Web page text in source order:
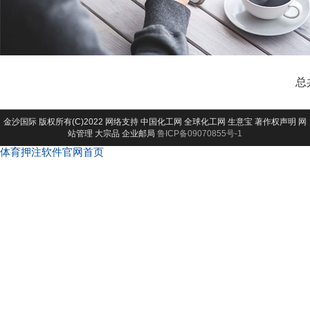
总
金沙国际 版权所有(C)2022 网络支持 中国化工网 全球化工网 生意宝 著作权声明 网
站管理 大宗品 企业邮局 鲁ICP备09070855号-1
体育押注软件官网首页